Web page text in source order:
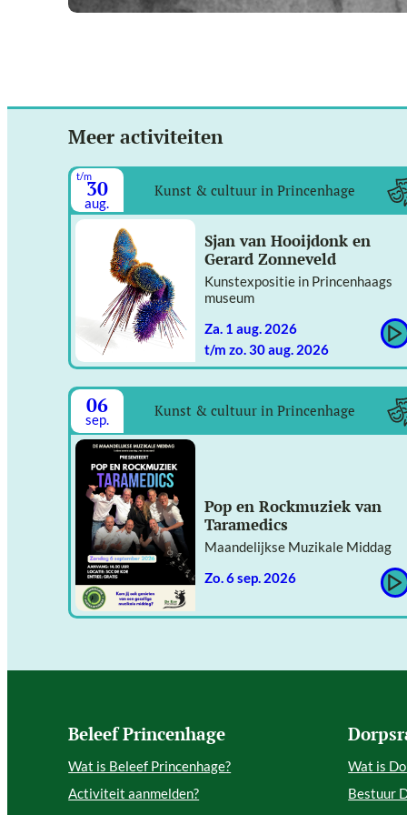
Meer activiteiten
t/m30
aug.
Kunst & cultuur in Princenhage
Sjan van Hooijdonk en
Gerard Zonneveld
Kunstexpositie in Princenhaags
museum
za. 1 aug. 2026
t/m zo. 30 aug. 2026
06
sep. Kunst & cultuur in Princenhage
Pop en Rockmuziek van
Taramedics
Maandelijkse Muzikale Middag
zo. 6 sep. 2026
Beleef Princenhage
Wat is Beleef Princenhage?
Activiteit aanmelden?
Wat is
Bestuur